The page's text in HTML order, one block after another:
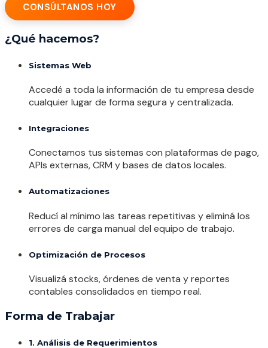
CONSÚLTANOS HOY
¿Qué hacemos?
Sistemas Web
Accedé a toda la información de tu empresa desde
cualquier lugar de forma segura y centralizada.
Integraciones
Conectamos tus sistemas con plataformas de pago,
APIs externas, CRM y bases de datos locales.
Automatizaciones
Reducí al mínimo las tareas repetitivas y eliminá los
errores de carga manual del equipo de trabajo.
Optimización de Procesos
Visualizá stocks, órdenes de venta y reportes
contables consolidados en tiempo real.
Forma de Trabajar
1. Análisis de Requerimientos